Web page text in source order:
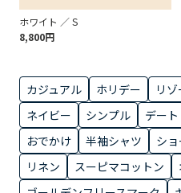
ホワイト ／ S
8,800円
カジュアル ホリデー リ
ネイビー
シンプル デート
おでかけ
半袖シャツ シ
リネン
スーピマコットン